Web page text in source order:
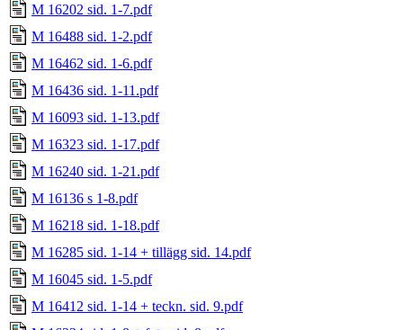
M 16202 sid. 1-7.pdf
M 16488 sid. 1-2.pdf
M 16462 sid. 1-6.pdf
M 16436 sid. 1-11.pdf
M 16093 sid. 1-13.pdf
M 16323 sid. 1-17.pdf
M 16240 sid. 1-21.pdf
M 16136 s 1-8.pdf
M 16218 sid. 1-18.pdf
M 16285 sid. 1-14 + tillägg sid. 14.pdf
M 16045 sid. 1-5.pdf
M 16412 sid. 1-14 + teckn. sid. 9.pdf